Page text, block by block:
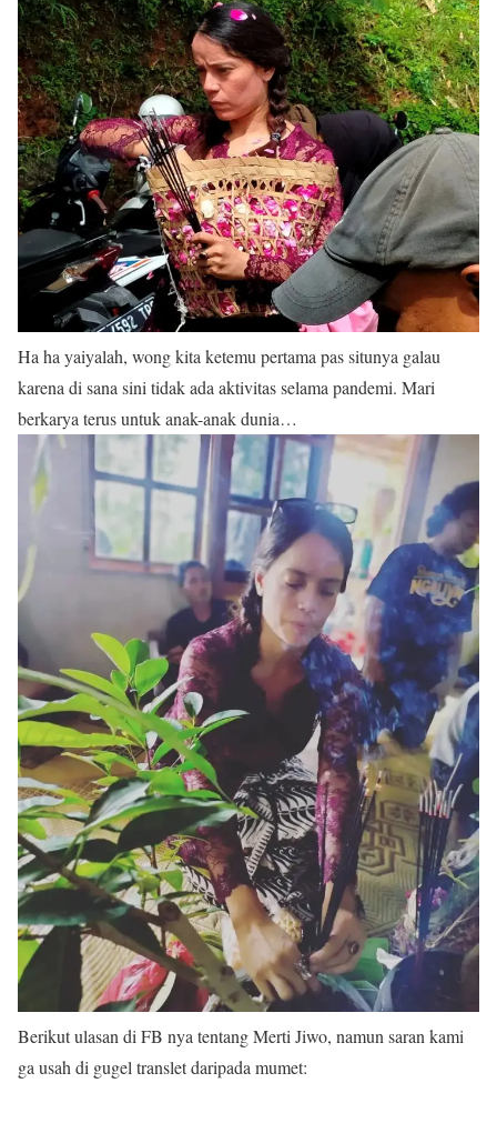
Ha ha yaiyalah, wong kita ketemu pertama pas situnya galau
karena di sana sini tidak ada aktivitas selama pandemi. Mari
berkarya terus untuk anak-anak dunia…
Berikut ulasan di FB nya tentang Merti Jiwo, namun saran kami
ga usah di gugel translet daripada mumet: